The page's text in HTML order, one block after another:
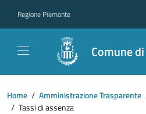
Regione Piemonte
Comune
Home / Amministrazione Trasparente
/ Tassi di assenza